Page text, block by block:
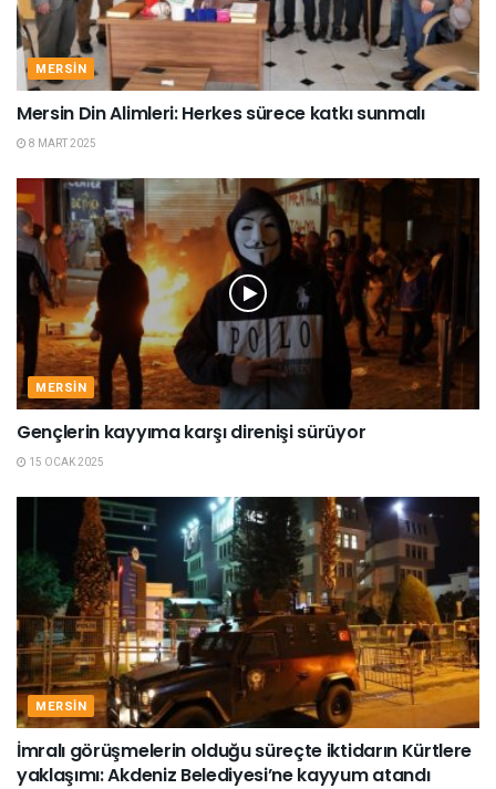
MERSIN
Mersin Din Alimleri: Herkes sürece katkı sunmalı
8 MART 2025
MERSIN
Gençlerin kayyıma karşı direnişi sürüyor
15 OCAK 2025
MERSIN
İmralı görüşmelerin olduğu süreçte iktidarın Kürtlere
yaklaşımı: Akdeniz Belediyesi’ne kayyum atandı